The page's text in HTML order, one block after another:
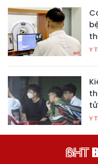
Y
tử
Y